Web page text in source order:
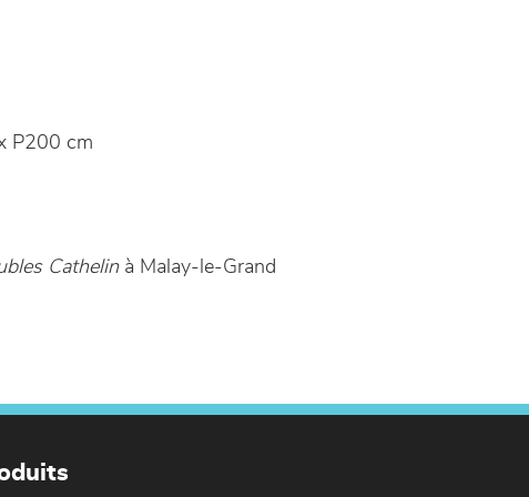
P200 cm
Cathelinà Malay-le-Grand